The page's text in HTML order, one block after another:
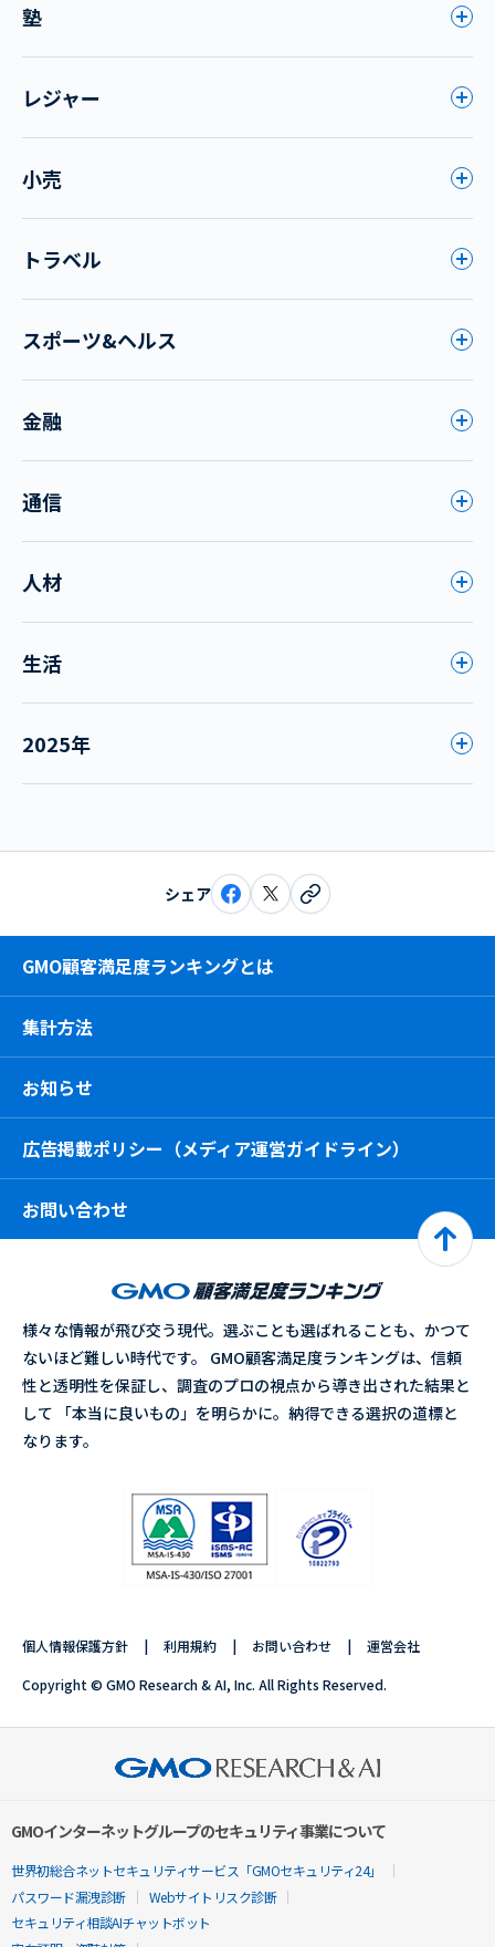
塾
レジャー
小売
トラベル
スポーツ&ヘルス
金融
通信
人材
生活
2025年
シェア
GMO顧客満足度ランキングとは
集計方法
お知らせ
広告掲載ポリシー（メディア運営ガイドライン）
お問い合わせ
様々な情報が飛び交う現代。選ぶことも選ばれることも、かつて
ないほど難しい時代です。 GMO顧客満足度ランキングは、信頼
性と透明性を保証し、調査のプロの視点から導き出された結果と
して 「本当に良いもの」を明らかに。納得できる選択の道標と
なります。
個人情報保護方針 利用規約 お問い合わせ 運営会社
Copyright © GMO Research & AI, Inc. All Rights Reserved.
GMOインターネットグループのセキュリティ事業について
世界初総合ネットセキュリティサービス「GMOセキュリティ24」
パスワード漏洩診断
Webサイトリスク診断
セキュリティ相談AIチャットボット